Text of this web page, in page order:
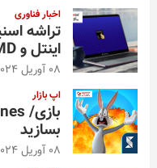
اخبار فناوری
اینتل و AMD را شکست داد
08 آوریل 2024
اپ بازار
بسازید
08 آوریل 2024